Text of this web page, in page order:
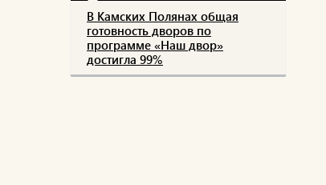
В Камских Полянах общая
готовность дворов по
программе «Наш двор»
достигла 99%